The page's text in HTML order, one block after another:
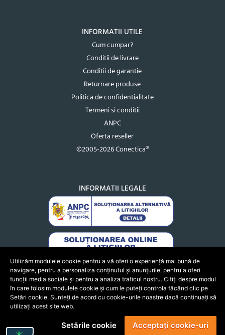
INFORMATII UTILE
Cum cumpar?
Conditii de livrare
Conditii de garantie
Returnare produse
Politica de confidentialitate
Termeni si conditii
ANPC
Oferta reseller
©2005-2026 Conectica®
INFORMATII LEGALE
Utilizăm modulele cookie pentru a vă oferi o experiență mai bună de
navigare, pentru a personaliza conținutul și anunțurile, pentru a oferi
funcții media sociale și pentru a analiza traficul nostru. Citiți despre modul
în care folosim modulele cookie și cum le puteți controla făcând clic pe
Setări cookie. Sunteți de acord cu cookie-urile noastre dacă continuați să
utilizați acest site web.
Setările cookie Acceptați cookie-uri